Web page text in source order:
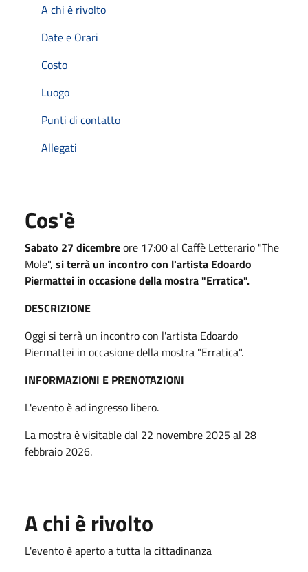
A chi è rivolto
Date e Orari
Costo
Luogo
Punti di contatto
Allegati
Cos'è
Sabato 27 dicembreore 17:00 al Caffè Letterario "The
Mole", si terrà un incontro con l'artista Edoardo
Piermattei in occasione della mostra "Erratica".
DESCRIZIONE
Oggi si terrà un incontro con l'artista Edoardo
Piermattei in occasione della mostra "Erratica".
INFORMAZIONI E PRENOTAZIONI
L'evento è ad ingresso libero.
La mostra è visitable dal 22 novembre 2025 al 28
febbraio 2026.
A chi è rivolto
L'evento è aperto a tutta la cittadinanza